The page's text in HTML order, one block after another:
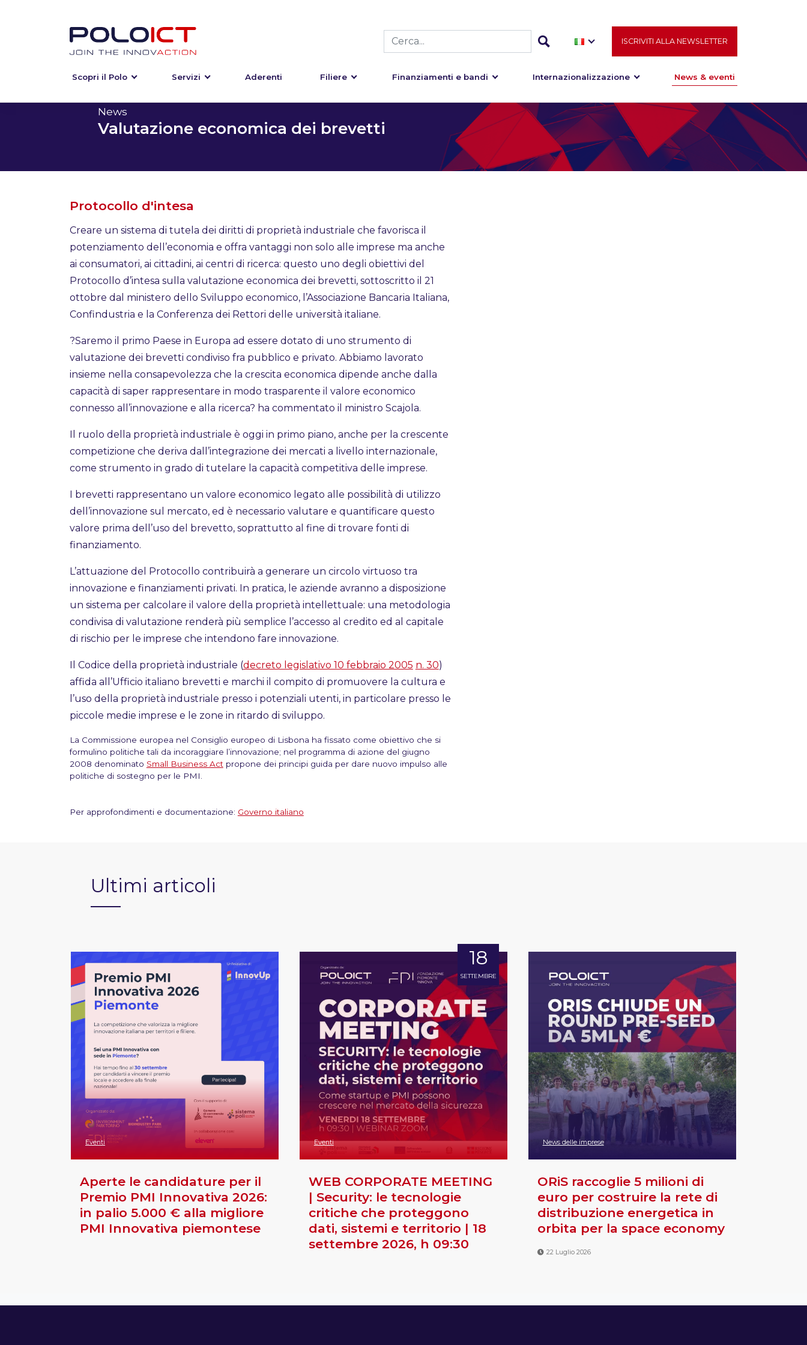
ISCRIVITI ALLA NEWSLETTER
Scopri il Polo Servizi Aderenti Filiere Finanziamenti e bandi Internazionalizzazione News & eventi
News
Valutazione economica dei brevetti
Protocollo d'intesa
Creare un sistema di tutela dei diritti di proprietà industriale che favorisca il
potenziamento dell’economia e offra vantaggi non solo alle imprese ma anche
ai consumatori, ai cittadini, ai centri di ricerca: questo uno degli obiettivi del
Protocollo d’intesa sulla valutazione economica dei brevetti, sottoscritto il 21
ottobre dal ministero dello Sviluppo economico, l’Associazione Bancaria Italiana,
Confindustria e la Conferenza dei Rettori delle università italiane.
?Saremo il primo Paese in Europa ad essere dotato di uno strumento di
valutazione dei brevetti condiviso fra pubblico e privato. Abbiamo lavorato
insieme nella consapevolezza che la crescita economica dipende anche dalla
capacità di saper rappresentare in modo trasparente il valore economico
connesso all’innovazione e alla ricerca? ha commentato il ministro Scajola.
Il ruolo della proprietà industriale è oggi in primo piano, anche per la crescente
competizione che deriva dall’integrazione dei mercati a livello internazionale,
come strumento in grado di tutelare la capacità competitiva delle imprese.
I brevetti rappresentano un valore economico legato alle possibilità di utilizzo
dell’innovazione sul mercato, ed è necessario valutare e quantificare questo
valore prima dell’uso del brevetto, soprattutto al fine di trovare fonti di
finanziamento.
L’attuazione del Protocollo contribuirà a generare un circolo virtuoso tra
innovazione e finanziamenti privati. In pratica, le aziende avranno a disposizione
un sistema per calcolare il valore della proprietà intellettuale: una metodologia
condivisa di valutazione renderà più semplice l’accesso al credito ed al capitale
di rischio per le imprese che intendono fare innovazione.
Il Codice della proprietà industriale (decreto legislativo 10 febbraio 2005 n. 30)
affida all’Ufficio italiano brevetti e marchi il compito di promuovere la cultura e
l’uso della proprietà industriale presso i potenziali utenti, in particolare presso le
piccole medie imprese e le zone in ritardo di sviluppo.
La Commissione europea nel Consiglio europeo di Lisbona ha fissato come obiettivo che si
formulino politiche tali da incoraggiare l’innovazione; nel programma di azione del giugno
2008 denominato Small Business Actpropone dei principi guida per dare nuovo impulso alle
politiche di sostegno per le PMI.
Per approfondimenti e documentazione: Governo italiano
Ultimi articoli
Eventi
Aperte le candidature per il
Premio PMI Innovativa 2026:
in palio 5.000 € alla migliore
PMI Innovativa piemontese
18
SETTEMBRE
Eventi
WEB CORPORATE MEETING
| Security: le tecnologie
critiche che proteggono
dati, sistemi e territorio | 18
settembre 2026, h 09:30
News delle imprese
ORiS raccoglie 5 milioni di
euro per costruire la rete di
distribuzione energetica in
orbita per la space economy
22 Luglio 2026